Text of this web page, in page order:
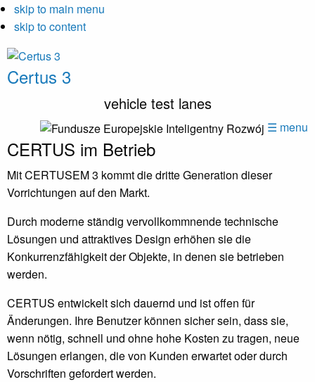
skip to main menu
skip to content
Certus 3
vehicle test lanes
☰ menu
CERTUS im Betrieb
Mit CERTUSEM 3 kommt die dritte Generation dieser
Vorrichtungen auf den Markt.
Durch moderne ständig vervollkommnende technische
Lösungen und attraktives Design erhöhen sie die
Konkurrenzfähigkeit der Objekte, in denen sie betrieben
werden.
CERTUS entwickelt sich dauernd und ist offen für
Änderungen. Ihre Benutzer können sicher sein, dass sie,
wenn nötig, schnell und ohne hohe Kosten zu tragen, neue
Lösungen erlangen, die von Kunden erwartet oder durch
Vorschriften gefordert werden.